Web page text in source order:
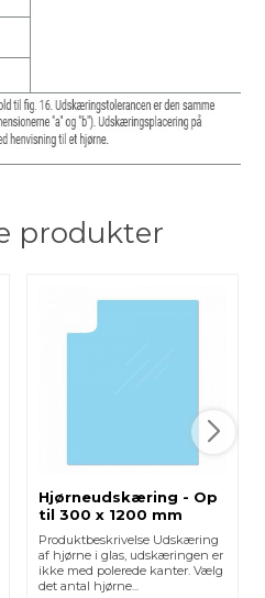
produkter
Hjørneudskæring - Op
til 300 x 1200 mm
Produktbeskrivelse Udskæring
af hjørne i glas, udskæringen er
ikke med polerede kanter. Vælg
det antal hjørne...